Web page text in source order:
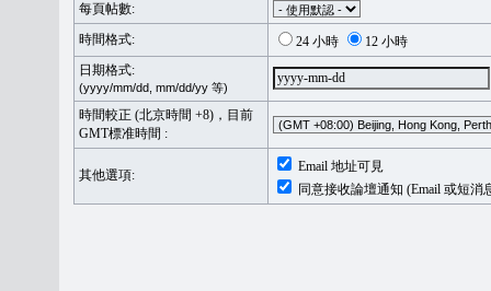
每頁帖數:
時間格式:
24 小時
12 小時
日期格式:
(yyyy/mm/dd, mm/dd/yy 等)
時間較正 (北京時間 +8)，目前
GMT標准時間 :
其他選項:
Email 地址可見
同意接收論壇通知 (Email 或短消